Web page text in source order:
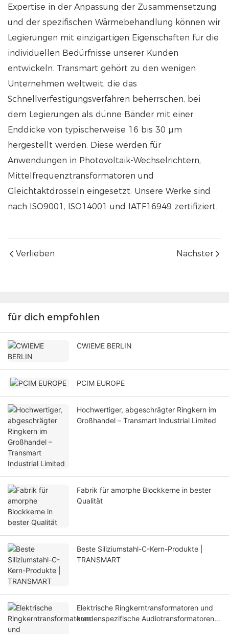
Expertise in der Anpassung der Zusammensetzung
und der spezifischen Wärmebehandlung können wir
Legierungen mit einzigartigen Eigenschaften für die
individuellen Bedürfnisse unserer Kunden
entwickeln. Transmart gehört zu den wenigen
Unternehmen weltweit, die das
Schnellverfestigungsverfahren beherrschen, bei
dem Legierungen als dünne Bänder mit einer
Enddicke von typischerweise 16 bis 30 µm
hergestellt werden. Diese werden für
Anwendungen in Photovoltaik-Wechselrichtern,
Mittelfrequenztransformatoren und
Gleichtaktdrosseln eingesetzt. Unsere Werke sind
nach ISO9001, ISO14001 und IATF16949 zertifiziert.
Verlieben Nächster
für dich empfohlen
CWIEME BERLIN
PCIM EUROPE
Hochwertiger, abgeschrägter Ringkern im
Großhandel – Transmart Industrial Limited
Fabrik für amorphe Blockkerne in bester
Qualität
Beste Siliziumstahl-C-Kern-Produkte |
TRANSMART
Elektrische Ringkerntransformatoren und
kundenspezifische Audiotransformatoren